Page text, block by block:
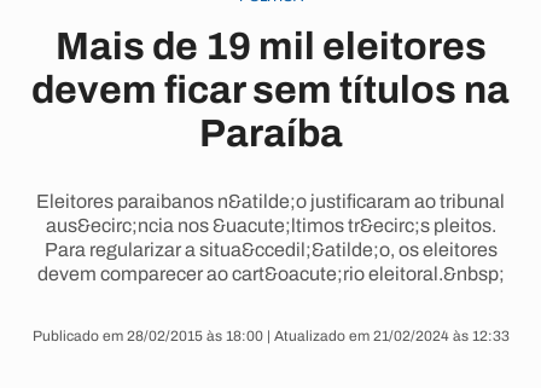
Mais de 19 mil eleitores
devem ficar sem títulos na
Paraíba
Eleitores paraibanos n&atilde;o justificaram ao tribunal
aus&ecirc;ncia nos &uacute;ltimos tr&ecirc;s pleitos.
Para regularizar a situa&ccedil;&atilde;o, os eleitores
devem comparecer ao cart&oacute;rio eleitoral.&nbsp;
Publicado em 28/02/2015 às 18:00 | Atualizado em 21/02/2024 às 12:33